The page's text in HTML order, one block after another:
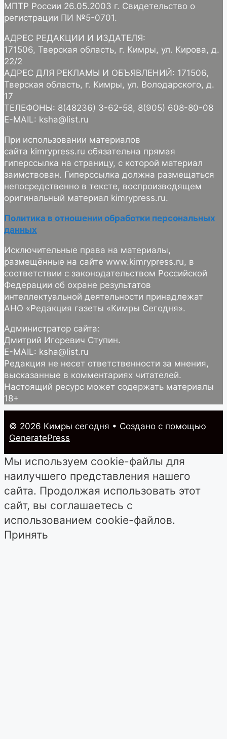
МПТР России 26.05.2003 г. Свидетельство о
регистрации ПИ №5-0701.
АДРЕС РЕДАКЦИИ И ИЗДАТЕЛЯ:
171506, Тверская область, г. Кимры, ул. Кирова, д.
22/2
АДРЕС ДЛЯ РЕКЛАМЫ И ОБЪЯВЛЕНИЙ: 171506,
Тверская область, г. Кимры, ул. Володарского, д.
17
ТЕЛЕФОНЫ: 8(48236) 3-62-58, 8(905) 608-80-08
E-MAIL: ksha@list.ru
При использовании материалов
сайта kimrypress.ru обязательна прямая
гиперссылка на страницу, с которой материал
заимствован. Гиперссылка должна размещаться
непосредственно в тексте, воспроизводящем
оригинальный материал kimrypress.ru.
Политика в отношении обработки персональных
данных
Исключительные права на материалы,
размещённые на сайте www.kimrypress.ru, в
соответствии с законодательством Российской
Федерации об охране результатов
интеллектуальной деятельности принадлежат
АНО «Редакция газеты «Кимры Сегодня».
Администратор сайта:
Дмитрий Игоревич Ступин.
E-MAIL: ksha@list.ru
Редакция не несет ответственности за мнения,
высказанные в комментариях читателей.
Настоящий ресурс может содержать материалы
18+
© 2026 Кимры cегодня • Создано с помощью
GeneratePress
Мы используем cookie-файлы для
наилучшего представления нашего
сайта. Продолжая использовать этот
сайт, вы соглашаетесь с
использованием cookie-файлов.
Принять